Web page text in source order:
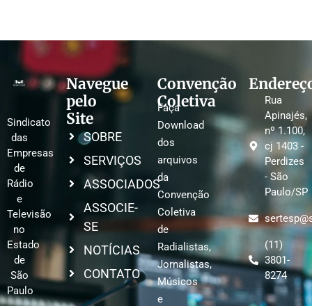
Sindicato
das
Empresas
de
Rádio
e
Televisão
no
Estado
de
São
Paulo
Navegue
pelo
Site
SOBRE
SERVIÇOS
ASSOCIADOS
ASSOCIE-
SE
NOTÍCIAS
CONTATO
Convenção
Coletiva
Faça
Download
dos
arquivos
da
Convenção
Coletiva
de
Radialistas,
Jornalistas,
Músicos
e
Rua
Apinajés,
nº 1.100,
cj 1403 -
Perdizes
- São
Paulo/SP
(11)
3801-
8274